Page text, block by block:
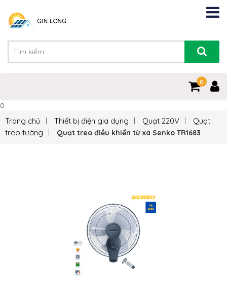
0
0
Trang chủ Thiết bị điện gia dụng Quạt 220V
Quạt
treo tường
Quạt treo điều khiển từ xa Senko TR1683